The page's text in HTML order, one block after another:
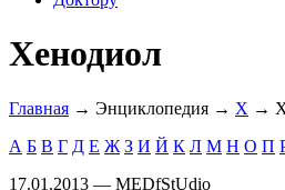
Хенодиол
Главная → Энциклопедия → Х →
А Б В Г Д Е Ж З И Й К Л М Н О П
17.01.2013 — MEDfStUdio